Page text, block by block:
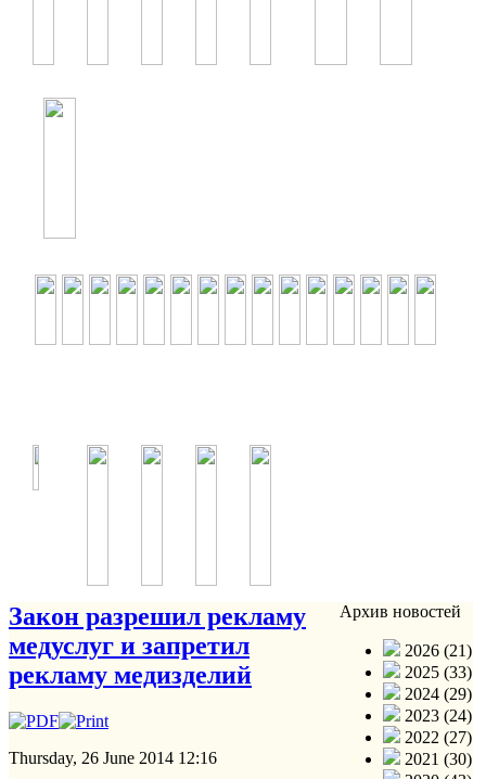
Закон разрешил рекламу
медуслуг и запретил
рекламу медизделий
Thursday, 26 June 2014 12:16
Архив новостей
2026 (21)
2025 (33)
2024 (29)
2023 (24)
2022 (27)
2021 (30)